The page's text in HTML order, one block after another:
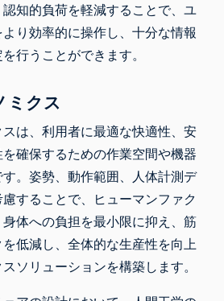
知的負荷を軽減することで、ユ
り効率的に操作し、十分な情報
行うことができます。
ミクス
は、利用者に最適な快適性、安
確保するための作業空間や機器
。姿勢、動作範囲、人体計測デ
することで、ヒューマンファク
体への負担を最小限に抑え、筋
低減し、全体的な生産性を向上
ソリューションを構築します。